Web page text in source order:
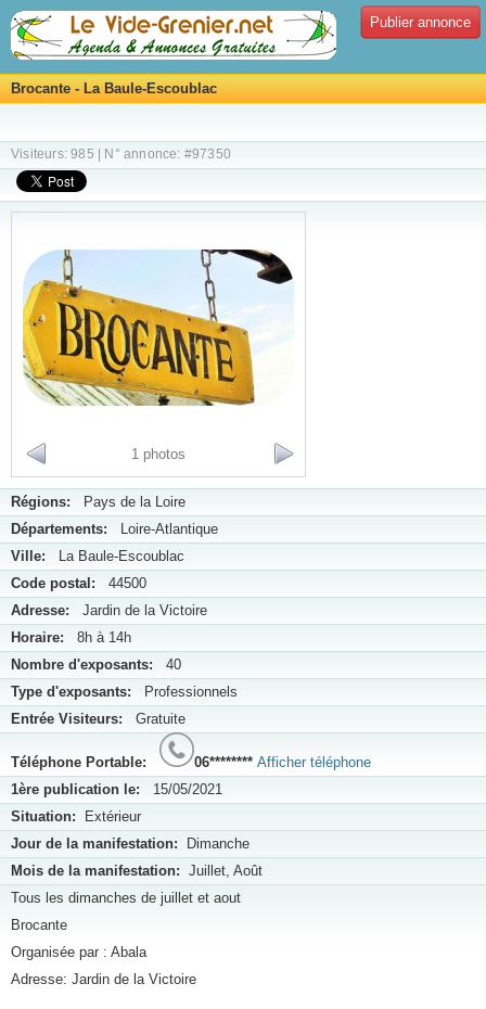
Publier annonce
Brocante - La Baule-Escoublac
Visiteurs: 985 | N° annonce: #97350
1 photos
Régions: Pays de la Loire
Départements: Loire-Atlantique
Ville: La Baule-Escoublac
Code postal: 44500
Adresse: Jardin de la Victoire
Horaire: 8h à 14h
Nombre d'exposants: 40
Type d'exposants: Professionnels
Entrée Visiteurs: Gratuite
Téléphone Portable: 06******** Afficher téléphone
1ère publication le: 15/05/2021
Situation: Extérieur
Jour de la manifestation: Dimanche
Mois de la manifestation: Juillet, Août
Tous les dimanches de juillet et aout
Brocante
Organisée par : Abala
Adresse: Jardin de la Victoire